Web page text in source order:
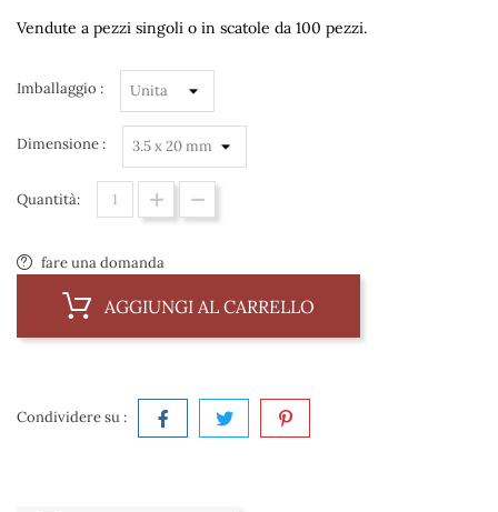
Vendute a pezzi singoli o in scatole da 100 pezzi.
Imballaggio :
Dimensione :
Quantità:
fare una domanda
AGGIUNGI AL CARRELLO
Condividere su :